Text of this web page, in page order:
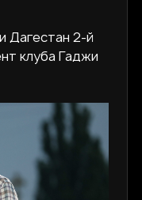
Дагестан 2-й
клуба Гаджи